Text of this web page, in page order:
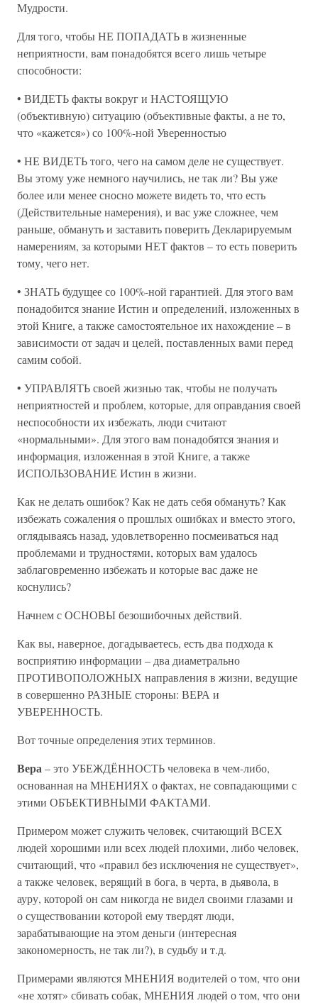
Мудрости.
Для того, чтобы НЕ ПОПАДАТЬ в жизненные
неприятности, вам понадобятся всего лишь четыре
способности:
• ВИДЕТЬ факты вокруг и НАСТОЯЩУЮ
(объективную) ситуацию (объективные факты, а не то,
что «кажется») со 100%-ной Уверенностью
• НЕ ВИДЕТЬ того, чего на самом деле не существует.
Вы этому уже немного научились, не так ли? Вы уже
более или менее сносно можете видеть то, что есть
(Действительные намерения), и вас уже сложнее, чем
раньше, обмануть и заставить поверить Декларируемым
намерениям, за которыми НЕТ фактов – то есть поверить
тому, чего нет.
• ЗНАТЬ будущее со 100%-ной гарантией. Для этого вам
понадобится знание Истин и определений, изложенных в
этой Книге, а также самостоятельное их нахождение – в
зависимости от задач и целей, поставленных вами перед
самим собой.
• УПРАВЛЯТЬ своей жизнью так, чтобы не получать
неприятностей и проблем, которые, для оправдания своей
неспособности их избежать, люди считают
«нормальными». Для этого вам понадобятся знания и
информация, изложенная в этой Книге, а также
ИСПОЛЬЗОВАНИЕ Истин в жизни.
Как не делать ошибок? Как не дать себя обмануть? Как
избежать сожаления о прошлых ошибках и вместо этого,
оглядываясь назад, удовлетворенно посмеиваться над
проблемами и трудностями, которых вам удалось
заблаговременно избежать и которые вас даже не
коснулись?
Начнем с ОСНОВЫ безошибочных действий.
Как вы, наверное, догадываетесь, есть два подхода к
восприятию информации – два диаметрально
ПРОТИВОПОЛОЖНЫХ направления в жизни, ведущие
в совершенно РАЗНЫЕ стороны: ВЕРА и
УВЕРЕННОСТЬ.
Вот точные определения этих терминов.
Вера– это УБЕЖДЁННОСТЬ человека в чем-либо,
основанная на МНЕНИЯХ о фактах, не совпадающими с
этими ОБЪЕКТИВНЫМИ ФАКТАМИ.
Примером может служить человек, считающий ВСЕХ
людей хорошими или всех людей плохими, либо человек,
считающий, что «правил без исключения не существует»,
а также человек, верящий в бога, в черта, в дьявола, в
ауру, которой он сам никогда не видел своими глазами и
о существовании которой ему твердят люди,
зарабатывающие на этом деньги (интересная
закономерность, не так ли?), в судьбу и т.д.
Примерами являются МНЕНИЯ водителей о том, что они
«не хотят» сбивать собак, МНЕНИЯ людей о том, что они